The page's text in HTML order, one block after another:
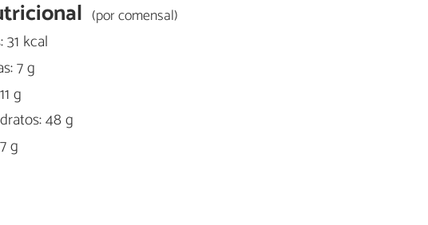
(por comensal)
31 kcal
7 g
g
48 g
g